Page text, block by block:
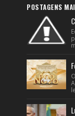
POSTAGENS